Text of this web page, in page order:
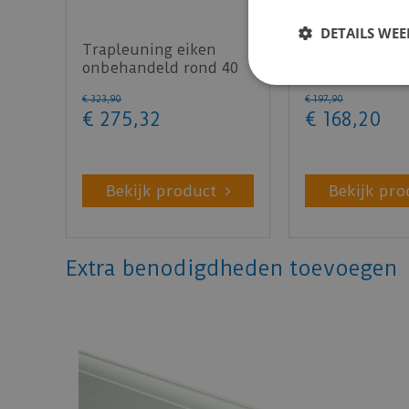
Trapleuning eiken
onbehandeld rond 40
€ 323,90
€ 275,32
Bekijk product
cm
€ 197,90
€ 168,20
Bekijk
Extra benodigdheden toevoegen
DETAILS